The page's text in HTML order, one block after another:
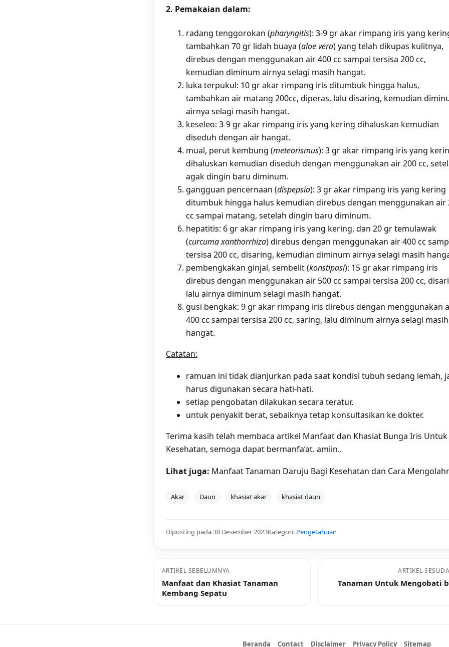
2. Pemakaian dalam:
radang tenggorokan (pharyngitis): 3-9 gr akar rimpang iris yang
tambahkan 70 gr lidah buaya (aloe vera) yang telah dikupas kulitnya,
direbus dengan menggunakan air 400 cc sampai tersisa 200 cc,
kemudian diminum airnya selagi masih hangat.
luka terpukul: 10 gr akar rimpang iris ditumbuk hingga halus,
tambahkan air matang 200cc, diperas, lalu disaring, kemudian
airnya selagi masih hangat.
keseleo: 3-9 gr akar rimpang iris yang kering dihaluskan kemudian
diseduh dengan air hangat.
mual, perut kembung (meteorismus): 3 gr akar rimpang iris yang
dihaluskan kemudian diseduh dengan menggunakan air 200 cc,
agak dingin baru diminum.
gangguan pencernaan (dispepsia): 3 gr akar rimpang iris yang kering
ditumbuk hingga halus kemudian direbus dengan menggunakan air
cc sampai matang, setelah dingin baru diminum.
hepatitis: 6 gr akar rimpang iris yang kering, dan 20 gr temulawak
(curcuma xanthorrhiza) direbus dengan menggunakan air 400 cc
tersisa 200 cc, disaring, kemudian diminum airnya selagi masih
pembengkakan ginjal, sembelit (konstipasi): 15 gr akar rimpang iris
direbus dengan menggunakan air 500 cc sampai tersisa 200 cc,
lalu airnya diminum selagi masih hangat.
gusi bengkak: 9 gr akar rimpang iris direbus dengan menggunakan
400 cc sampai tersisa 200 cc, saring, lalu diminum airnya selagi masih
hangat.
Catatan:
ramuan ini tidak dianjurkan pada saat kondisi tubuh sedang lemah,
harus digunakan secara hati-hati.
setiap pengobatan dilakukan secara teratur.
untuk penyakit berat, sebaiknya tetap konsultasikan ke dokter.
Terima kasih telah membaca artikel Manfaat dan Khasiat Bunga Iris Untuk
Kesehatan, semoga dapat bermanfa’at. amiin..
Lihat juga: Manfaat Tanaman Daruju Bagi Kesehatan dan Cara
Akar Daun khasiat akar khasiat daun
Diposting pada 30 Desember 2023Kategori: Pengetahuan
ARTIKEL SEBELUMNYA
Manfaat dan Khasiat Tanaman
Kembang Sepatu
ARTIKEL
Tanaman Untuk Mengobati
Beranda Contact Disclaimer Privacy Policy Sitemap